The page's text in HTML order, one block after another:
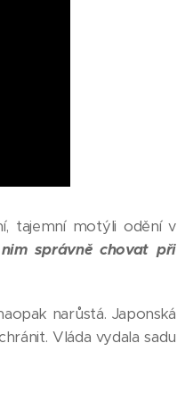
tajemní motýli odění v
správně chovat při
narůstá. Japonská
Vláda vydala sadu